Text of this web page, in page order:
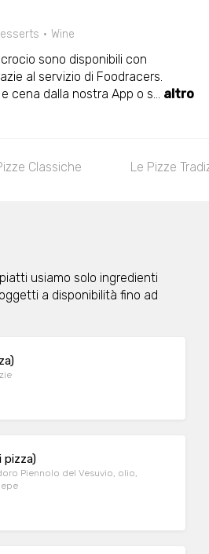
Wine
sono disponibili con
al servizio di Foodracers.
cena dalla nostra App o s... altro
Classiche Le Pizze
usiamo solo ingredienti
a disponibilità fino ad
pizza)
Piennolo del Vesuvio, olio,